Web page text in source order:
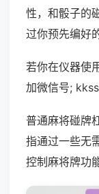
性，和骰子的
过你预先编好
若你在仪器使
加微信号;
普通麻将碰牌
指通过一些无
控制麻将牌功